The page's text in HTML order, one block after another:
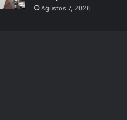
Ağustos 7, 2026